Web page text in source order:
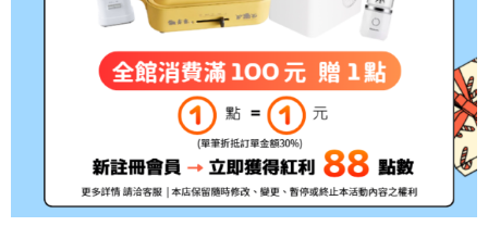
缺貨
【基本安裝】AOC 86型4K
QLED Google TV 智慧顯示
器86U8040
44,999
缺貨
【純配送】AOC 43吋
Google TV智慧聯網液晶顯
示器 43S5040
NT$
特價